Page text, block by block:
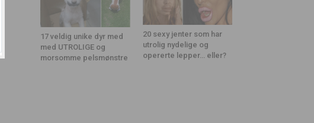
17 veldig unike dyr med
med UTROLIGE og
morsomme pelsmønstre
20 sexy jenter som har
utrolig nydelige og
opererte lepper… eller?